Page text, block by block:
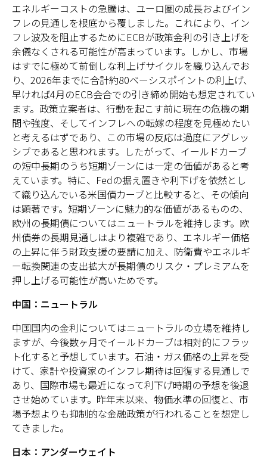
エネルギーコストの急騰は、ユーロ圏の成長およびイン
フレの見通しを根底から覆しました。これにより、イン
フレ波及を阻止するためにECBが政策金利の引き上げを
余儀なくされる可能性が高まっています。しかし、市場
はすでに極めて前倒しな利上げサイクルを織り込んでお
り、2026年までに合計約80ベーシスポイントの利上げ、
早ければ4月のECB会合での引き締め開始も想定されてい
ます。政策立案者は、行動を起こす前に現在の危機の期
間や強度、そしてインフレへの転嫁の程度を見極めたい
と考えるはずであり、この市場の反応は過度にアグレッ
シブであると思われます。したがって、イールドカーブ
の短中長期のうち短期ゾーンには一定の価値があると考
えています。特に、Fedの据え置きや利下げを依然とし
て織り込んでいる米国債カーブと比較すると、その傾向
は顕著です。短期ゾーンに魅力的な価値があるものの、
欧州の長期債についてはニュートラルを維持します。欧
州債券の長期見通しはより複雑であり、エネルギー価格
の上昇に伴う財政支援の要請に加え、防衛費やエネルギ
ー転換関連の支出拡大が長期債のリスク・プレミアムを
押し上げる可能性が高いためです。
中国：ニュートラル
中国国内の金利についてはニュートラルの立場を維持し
ますが、今後数ヶ月でイールドカーブは相対的にフラッ
ト化すると予想しています。石油・ガス価格の上昇を受
けて、家計や投資家のインフレ期待は回復する見通しで
あり、国際市場も最近になって利下げ時期の予想を後退
させ始めています。昨年末以来、物価水準の回復と、市
場予想よりも抑制的な金融政策が行われることを想定し
てきました。
日本：アンダーウェイト